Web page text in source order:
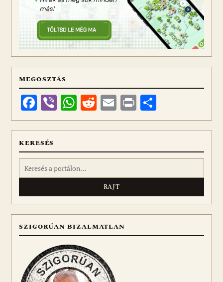
MEGOSZTÁS
Facebook
ViberWhatsApp
Reddit
Email
Print
meg
KERESÉS
Keresés:
SZIGORÚAN BIZALMATLAN